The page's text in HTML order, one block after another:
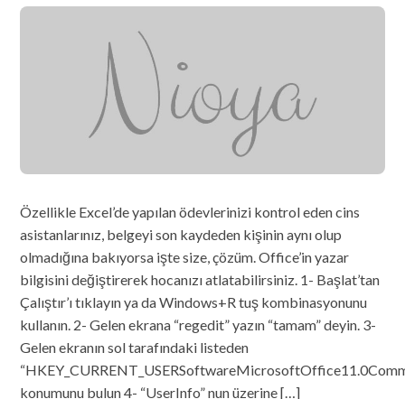
Özellikle Excel’de yapılan ödevlerinizi kontrol eden cins
asistanlarınız, belgeyi son kaydeden kişinin aynı olup
olmadığına bakıyorsa işte size, çözüm. Office’in yazar
bilgisini değiştirerek hocanızı atlatabilirsiniz. 1- Başlat’tan
Çalıştır’ı tıklayın ya da Windows+R tuş kombinasyonunu
kullanın. 2- Gelen ekrana “regedit” yazın “tamam” deyin. 3-
Gelen ekranın sol tarafındaki listeden
konumunu bulun 4- “UserInfo” nun üzerine […]